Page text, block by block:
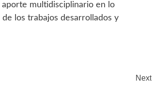
multidisciplinario en lo
los trabajos desarrollados y
Next